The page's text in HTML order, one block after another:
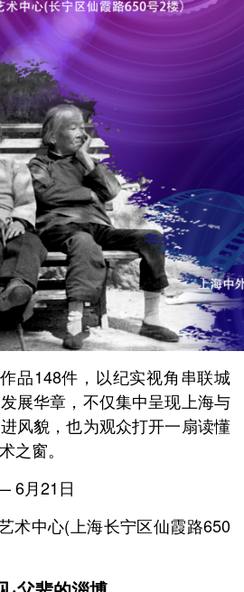
品148件，以纪实视角串联城
展华章，不仅集中呈现上海与
风貌，也为观众打开一扇读懂
之窗。
6月21日
术中心(上海长宁区仙霞路650